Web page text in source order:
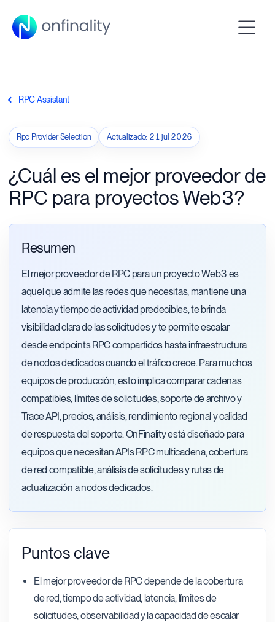
RPC Assistant
Rpc Provider Selection Actualizado: 21 jul 2026
¿Cuál es el mejor proveedor de
RPC para proyectos Web3?
Resumen
El mejor proveedor de RPC para un proyecto Web3 es
aquel que admite las redes que necesitas, mantiene una
latencia y tiempo de actividad predecibles, te brinda
visibilidad clara de las solicitudes y te permite escalar
desde endpoints RPC compartidos hasta infraestructura
de nodos dedicados cuando el tráfico crece. Para muchos
equipos de producción, esto implica comparar cadenas
compatibles, límites de solicitudes, soporte de archivo y
Trace API, precios, análisis, rendimiento regional y calidad
de respuesta del soporte. OnFinality está diseñado para
equipos que necesitan APIs RPC multicadena, cobertura
de red compatible, análisis de solicitudes y rutas de
actualización a nodos dedicados.
Puntos clave
El mejor proveedor de RPC depende de la cobertura
de red, tiempo de actividad, latencia, límites de
solicitudes, observabilidad y la capacidad de escalar